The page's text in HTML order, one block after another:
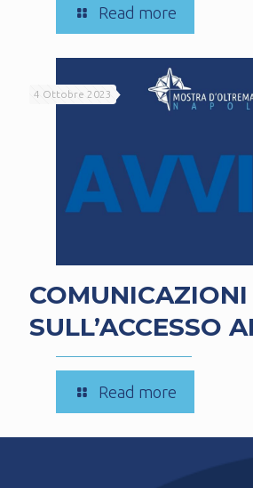
Read more
Chiusura
Parco
3
novembre
4 Ottobre 2023
COMUNICAZIONI
SULL’ACCESSO
Read more